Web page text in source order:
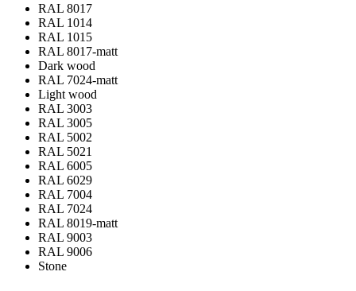
RAL 8017
RAL 1014
RAL 1015
RAL 8017-matt
Dark wood
RAL 7024-matt
Light wood
RAL 3003
RAL 3005
RAL 5002
RAL 5021
RAL 6005
RAL 6029
RAL 7004
RAL 7024
RAL 8019-matt
RAL 9003
RAL 9006
Stone